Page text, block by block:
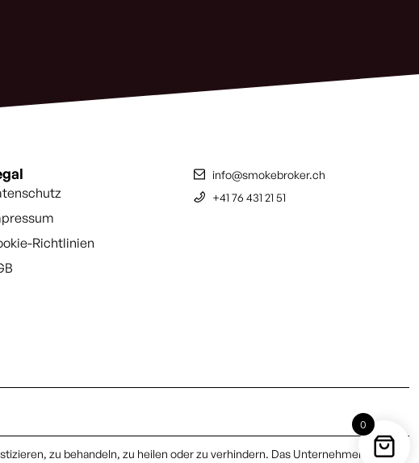
Richtlinien
info@smokebroker.ch
+41 76 431 21 51
zu behandeln, zu heilen oder zu verhindern. Das Unternehmen gibt
0